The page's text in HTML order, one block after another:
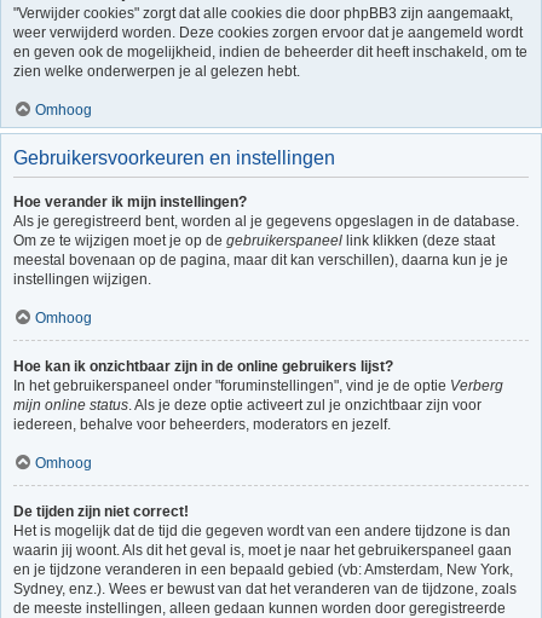
"Verwijder cookies" zorgt dat alle cookies die door phpBB3 zijn aangemaakt,
weer verwijderd worden. Deze cookies zorgen ervoor dat je aangemeld wordt
en geven ook de mogelijkheid, indien de beheerder dit heeft inschakeld, om te
zien welke onderwerpen je al gelezen hebt.
Omhoog
Gebruikersvoorkeuren en instellingen
Hoe verander ik mijn instellingen?
Als je geregistreerd bent, worden al je gegevens opgeslagen in de database.
Om ze te wijzigen moet je op de gebruikerspaneel link klikken (deze staat
meestal bovenaan op de pagina, maar dit kan verschillen), daarna kun je je
instellingen wijzigen.
Omhoog
Hoe kan ik onzichtbaar zijn in de online gebruikers lijst?
In het gebruikerspaneel onder "foruminstellingen", vind je de optie Verberg
mijn online status. Als je deze optie activeert zul je onzichtbaar zijn voor
iedereen, behalve voor beheerders, moderators en jezelf.
Omhoog
De tijden zijn niet correct!
Het is mogelijk dat de tijd die gegeven wordt van een andere tijdzone is dan
waarin jij woont. Als dit het geval is, moet je naar het gebruikerspaneel gaan
en je tijdzone veranderen in een bepaald gebied (vb: Amsterdam, New York,
Sydney, enz.). Wees er bewust van dat het veranderen van de tijdzone, zoals
de meeste instellingen, alleen gedaan kunnen worden door geregistreerde